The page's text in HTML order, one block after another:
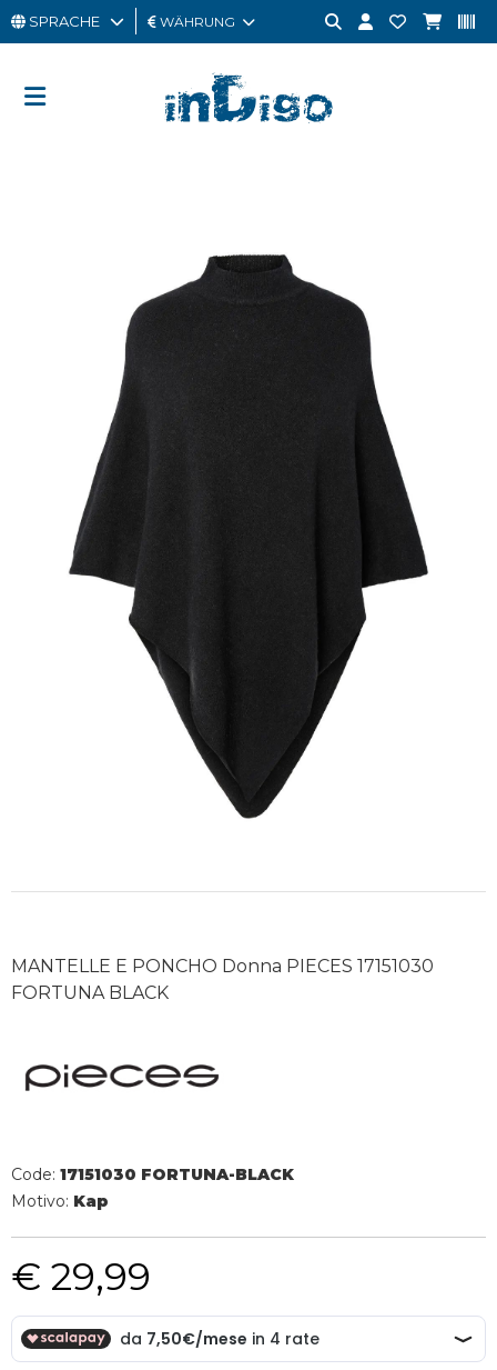
MANN
SPRACHE WÄHRUNG
MANTELLE E PONCHO Donna PIECES 17151030
FORTUNA BLACK
Code: 17151030 FORTUNA-BLACK
Motivo: Kap
€ 29,99